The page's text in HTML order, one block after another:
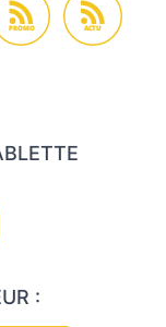
PROMO ACTU
: